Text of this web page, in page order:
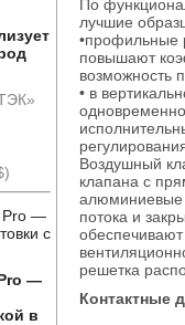
—
в
По
лучшие
•профильные
повышают
возможность
• в
Воздушный
клапана с
алюминиевые
потока и
решетка
Контактные